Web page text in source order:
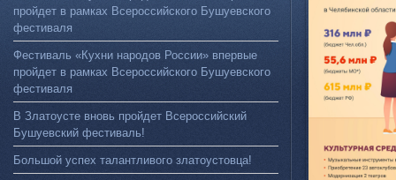
пройдет в рамках Всероссийского Бушуевского
фестиваля
Фестиваль «Кухни народов России» впервые
пройдет в рамках Всероссийского Бушуевского
фестиваля
В Златоусте вновь пройдет Всероссийский
Бушуевский фестиваль!
Большой успех талантливого златоустовца!